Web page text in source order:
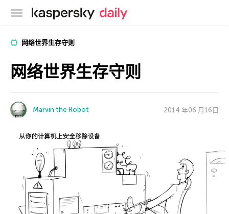
卡巴斯基官方博客
网络世界生存守则
网络世界生存守则
Marvin the Robot 2014 年06 月16日